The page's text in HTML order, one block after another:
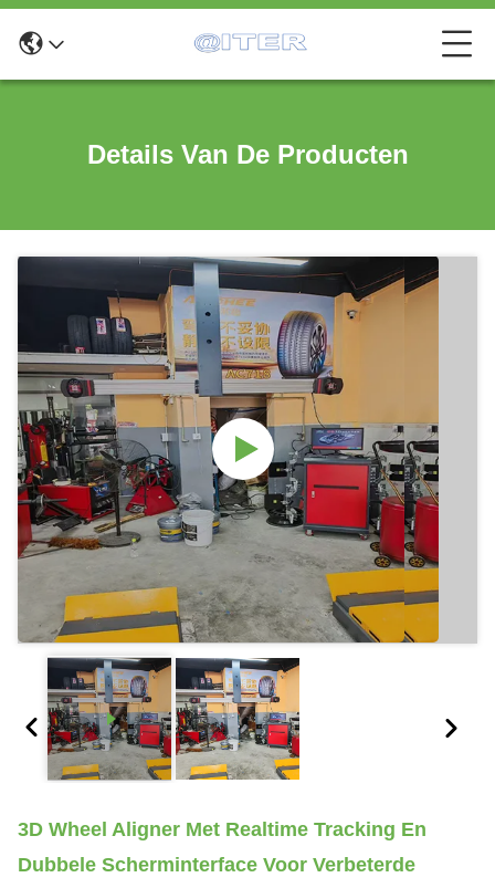
Details Van De Producten
3D Wheel Aligner Met Realtime Tracking En
Dubbele Scherminterface Voor Verbeterde